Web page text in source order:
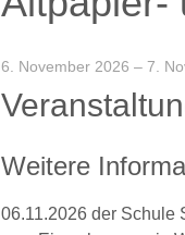
6. November 2026 – 7.
Weitere
06.11.2026 der Schule